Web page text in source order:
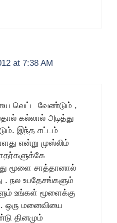
at 7:38 AM
வெட்ட வேண்டும் ,
கல்லால் அடித்து
இந்த சட்டம்
என்று முஸ்லிம்
மூளை சாத்தானால்
. நல உபதேசங்களும்
உங்கள் மூளைக்கு
ஒரு மனைவியை
தினமும்